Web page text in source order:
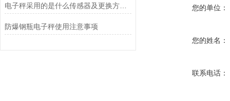
电子秤采用的是什么传感器及更换方法？
防爆钢瓶电子秤使用注意事项
您的单位：
您的姓名：
联系电话：